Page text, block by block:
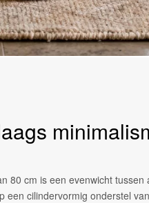
80 cm is een evenwicht
een cilindervormig onderstel